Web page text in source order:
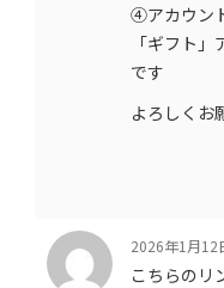
④アカウン
「ギフト
です
よろしくお
2026年1月12
こちらのリ